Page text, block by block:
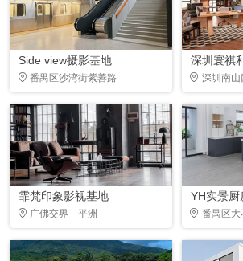
Side view摄影基地
番禺区沙湾街紫善路
深圳寰祺
深圳南山
霏梵印象影视基地
广佛交界－平洲
YH实景厨
番禺区